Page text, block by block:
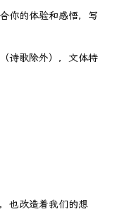
你的体验和感悟，写
诗歌除外），文体特
也改造着我们的想